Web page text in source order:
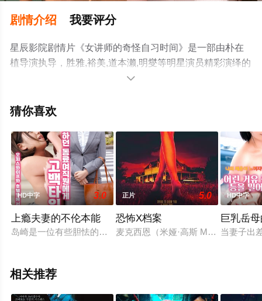
剧情介绍 我要评分
星辰影院剧情片《女讲师的奇怪自习时间》是一部由朴在
植导演执导，胜雅,裕美,道本濑,明燮等明星演员精彩演绎的
韩国电影，手机免费观看高清无删减完整版电影大全就上
剧情网等平台了解。

猜你喜欢
HD中字 3.0
上瘾夫妻的不伦本能
岛崎是一位有些胆怯的办公室职员，她很钦佩刚刚加入公司的
正片 5.0
恐怖X档案
麦克西恩（米娅·高斯 Mia Goth 饰
HD中字
巨乳岳
当妻子出
相关推荐